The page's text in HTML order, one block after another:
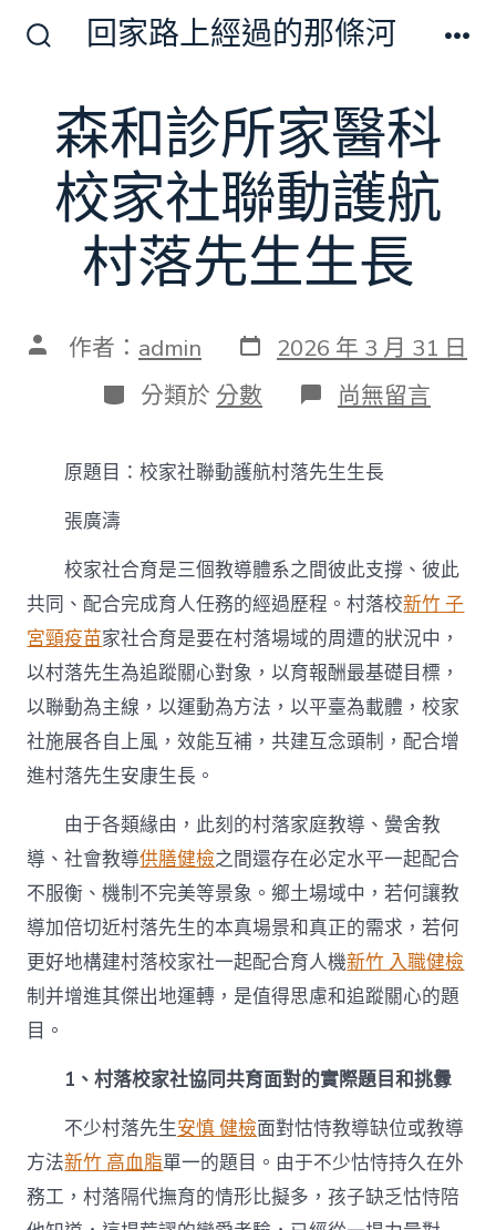
切
換
開
回家路上經過的那條河
森和診所家醫科
校家社聯動護航
村落先生生長
文 作者： admin 發
表
日
期
2026 年 3 月 31 日
分
類
分類於 分數 在
〈森
診
所
校
家
社
聯
動
護
航
村
落
生
長〉
中
尚無留言
原題目：校家社聯動護航村落先生生長
張廣濤
校家社合育是三個教導體系之間彼此支撐、彼此
共同、配合完成育人任務的經過歷程。村落校新竹 子
宮頸疫苗家社合育是要在村落場域的周遭的狀況中，
以村落先生為追蹤關心對象，以育報酬最基礎目標，
以聯動為主線，以運動為方法，以平臺為載體，校家
社施展各自上風，效能互補，共建互念頭制，配合增
進村落先生安康生長。
由于各類緣由，此刻的村落家庭教導、黌舍教
導、社會教導供膳健檢之間還存在必定水平一起配合
不服衡、機制不完美等景象。鄉土場域中，若何讓教
導加倍切近村落先生的本真場景和真正的需求，若何
更好地構建村落校家社一起配合育人機新竹 入職健檢
制并增進其傑出地運轉，是值得思慮和追蹤關心的題
目。
1、村落校家社協同共育面對的實際題目和挑釁
不少村落先生安慎 健檢面對怙恃教導缺位或教導
方法新竹 高血脂單一的題目。由于不少怙恃持久在外
務工，村落隔代撫育的情形比擬多，孩子缺乏怙恃陪